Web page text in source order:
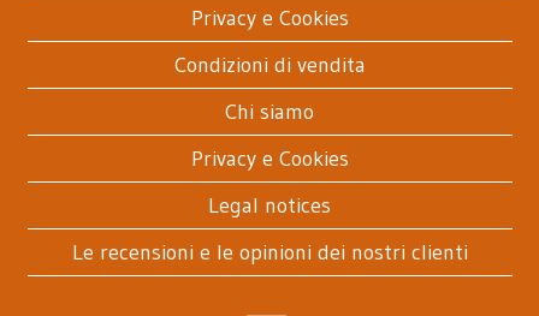
Privacy e Cookies
Condizioni di vendita
Chi siamo
Privacy e Cookies
Legal notices
Le recensioni e le opinioni dei nostri clienti